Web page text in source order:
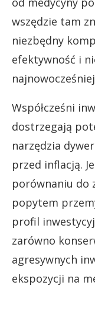
wszędzie tam
niezbędny
efektywność i
Współcześni
dostrzegają
narzędzia
przed inflacją.
porównaniu do
popytem
profil
zarówno
agresywnych
ekspozycji na